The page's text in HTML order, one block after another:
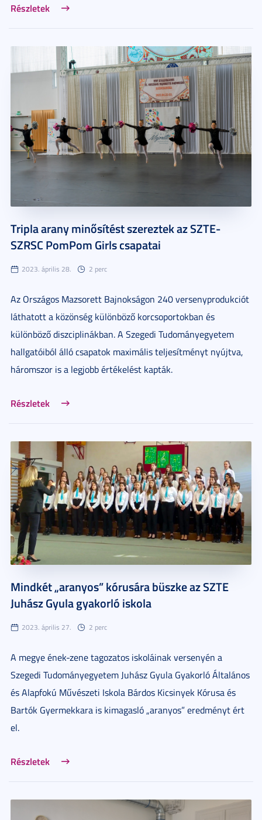
Részletek
Tripla arany minősítést szereztek az SZTE-
SZRSC PomPom Girls csapatai
2023. április 28. 2 perc
Az Országos Mazsorett Bajnokságon 240 versenyprodukciót
láthatott a közönség különböző korcsoportokban és
különböző diszciplinákban. A Szegedi Tudományegyetem
hallgatóiból álló csapatok maximális teljesítményt nyújtva,
háromszor is a legjobb értékelést kapták.
Részletek
Mindkét „aranyos” kórusára büszke az SZTE
Juhász Gyula gyakorló iskola
2023. április 27. 2 perc
A megye ének-zene tagozatos iskoláinak versenyén a
Szegedi Tudományegyetem Juhász Gyula Gyakorló Általános
és Alapfokú Művészeti Iskola Bárdos Kicsinyek Kórusa és
Bartók Gyermekkara is kimagasló „aranyos” eredményt ért
el.
Részletek